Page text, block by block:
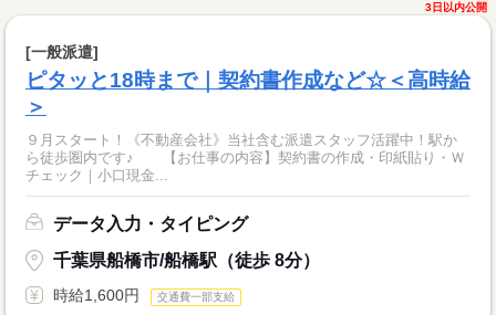
3日以内公開
[一般派遣]
ピタッと18時まで｜契約書作成など☆＜高時給
＞
９月スタート！《不動産会社》当社含む派遣スタッフ活躍中！駅か
ら徒歩圏内です♪ 【お仕事の内容】契約書の作成・印紙貼り・Ｗ
チェック｜小口現金...
データ入力・タイピング
千葉県船橋市/船橋駅（徒歩 8分）
時給1,600円 交通費一部支給